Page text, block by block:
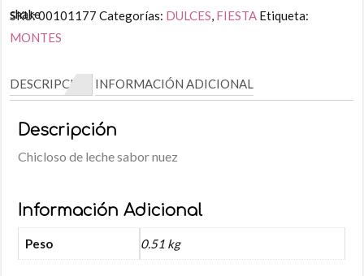
SKU:00101177 Categorías: DULCES FIESTA Etiqueta:
MONTES
DESCRIPCIÓN INFORMACIÓN ADICIONAL
Descripción
Chicloso de leche sabor nuez
Información Adicional
Peso 0.51 kg